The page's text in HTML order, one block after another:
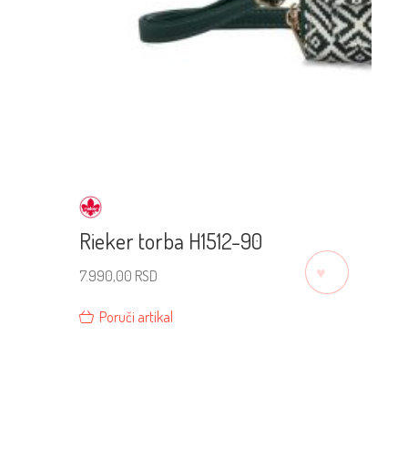
Rieker torba H1512-90
7.990,00 RSD
Poruči artikal